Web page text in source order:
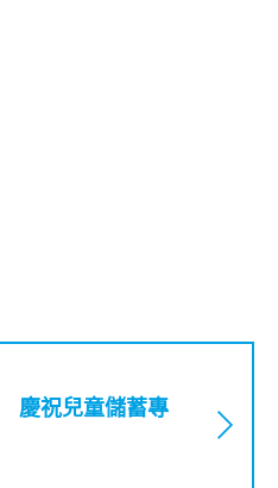
慶祝兒童儲蓄專